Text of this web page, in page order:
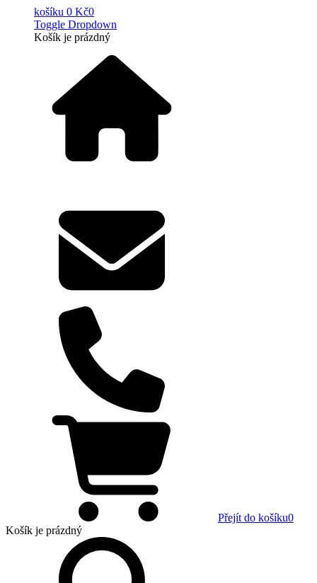
košíku 0 Kč0
Toggle Dropdown
Košík je prázdný
Přejít do košíku0
Košík je prázdný